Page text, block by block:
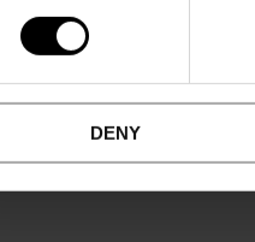
DENY